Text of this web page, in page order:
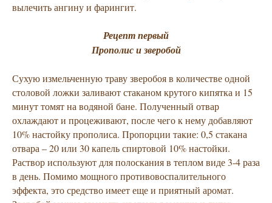
вылечить ангину и фарингит.
Рецепт первый
Прополис и зверобой
Сухую измельченную траву зверобоя в количестве одной
столовой ложки заливают стаканом крутого кипятка и 15
минут томят на водяной бане. Полученный отвар
охлаждают и процеживают, после чего к нему добавляют
10% настойку прополиса. Пропорции такие: 0,5 стакана
отвара – 20 или 30 капель спиртовой 10% настойки.
Раствор используют для полоскания в теплом виде 3-4 раза
в день. Помимо мощного противовоспалительного
эффекта, это средство имеет еще и приятный аромат.